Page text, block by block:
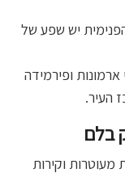
יש שפע של
ופירמידה
העיר.
בלם
וקירות